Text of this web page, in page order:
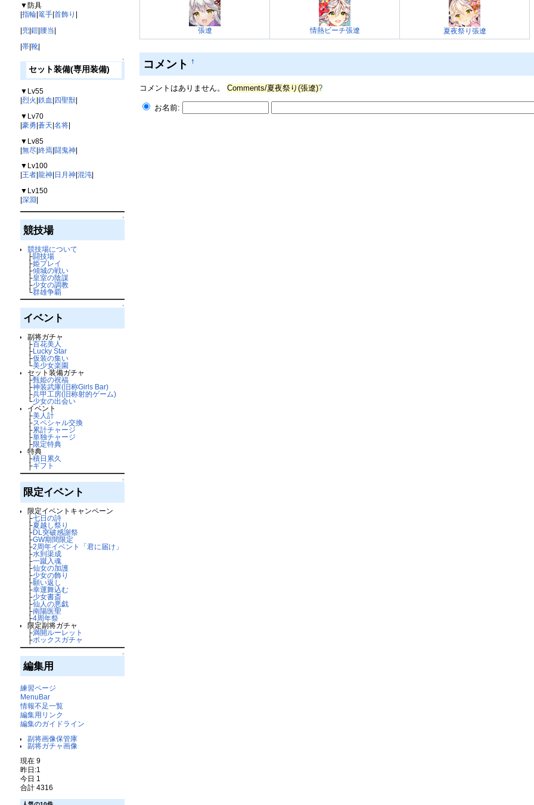
▼防具
指輪| 篭手| 首飾り
兜| 鎧| 腰当
|帯|靴|
↑
セット装備(専用装備)
▼Lv55
烈火 鉄血 四聖獣|
▼Lv70
|豪勇|蒼天|名将|
▼Lv85
|無尽|終焉|闘鬼神|
▼Lv100
王者| 龍神| 日月神| 混沌|
▼Lv150
|深淵|
↑
競技場
競技場について
├闘技場
├姫プレイ
├傾城の戦い
├皇室の陰謀
├少女の調教
└群雄争覇
↑
イベント
副将ガチャ
├百花美人
├Lucky Star
├仮装の集い
└美少女楽園
セット装備ガチャ
├甄姫の祝福
├神装武庫(旧称Girls Bar)
├兵甲工房(旧称射的ゲーム)
└少女の出会い
イベント
├美人計
├スペシャル交換
├累計チャージ
├単独チャージ
├限定特典
特典
├積日累久
├ギフト
↑
限定イベント
限定イベントキャンペーン
├七日の詩
├夏越し祭り
├DL突破感謝祭
├GW期間限定
├2周年イベント「君に届け」
├水到渠成
├一蹴入魂
├仙女の加護
├少女の飾り
├願い返し
├幸運舞込む
├少女書斎
├仙人の悪戯
├南陽医聖
├4周年祭
限定副将ガチャ
├満開ルーレット
├ボックスガチャ
↑
編集用
練習ページ
MenuBar
情報不足一覧
編集用リンク
編集のガイドライン
副将画像保管庫
副将ガチャ画像
現在 9
昨日:1
今日 1
合計 4316
張遼 情熱ビーチ張遼 夏夜祭り張遼
コメント†
コメントはありません。Comments/夏夜祭り(張遼)?
お名前: